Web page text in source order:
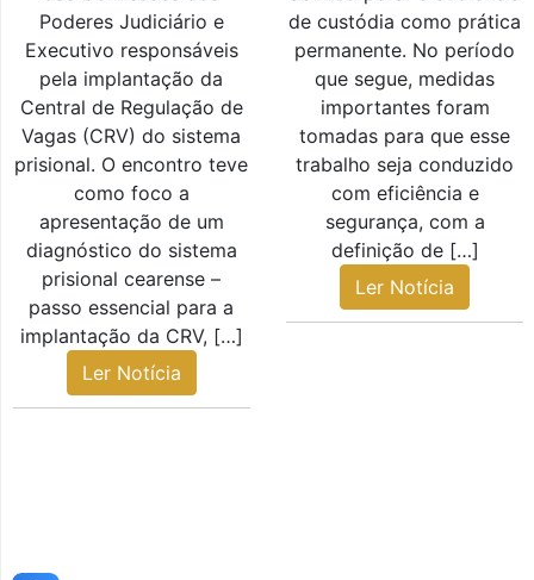
Poderes Judiciário e
Executivo responsáveis
pela implantação da
Central de Regulação de
Vagas (CRV) do sistema
prisional. O encontro teve
como foco a
apresentação de um
diagnóstico do sistema
prisional cearense –
passo essencial para a
implantação da CRV, […]
Ler Notícia
de custódia como prática
permanente. No período
que segue, medidas
importantes foram
tomadas para que esse
trabalho seja conduzido
com eficiência e
segurança, com a
definição de […]
Ler Notícia